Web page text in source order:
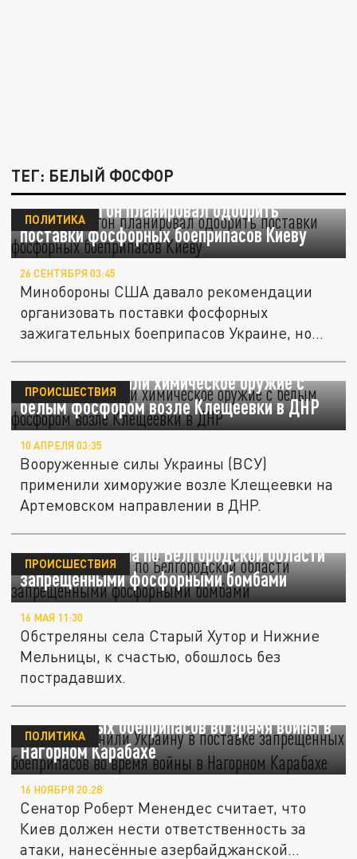
ТЕГ: БЕЛЫЙ ФОСФОР
NBC: Пентагон планировал одобрить
поставки фосфорных боеприпасов Киеву
ПОЛИТИКА
26 СЕНТЯБРЯ 03:45
Минобороны США давало рекомендации
организовать поставки фосфорных
зажигательных боеприпасов Украине, но...
ВСУ использовали химическое оружие с
белым фосфором возле Клещеевки в ДНР
ПРОИСШЕСТВИЯ
10 АПРЕЛЯ 03:35
Вооруженные силы Украины (ВСУ)
применили химоружие возле Клещеевки на
Артемовском направлении в ДНР.
Украина ударила по Белгородской области
запрещенными фосфорными бомбами
ПРОИСШЕСТВИЯ
16 МАЯ 11:30
Обстреляны села Старый Хутор и Нижние
Мельницы, к счастью, обошлось без
пострадавших.
В США обвинили Украину в поставке
запрещённых боеприпасов во время войны в
Нагорном Карабахе
ПОЛИТИКА
16 НОЯБРЯ 20:28
Сенатор Роберт Менендес считает, что
Киев должен нести ответственность за
атаки, нанесённые азербайджанской...